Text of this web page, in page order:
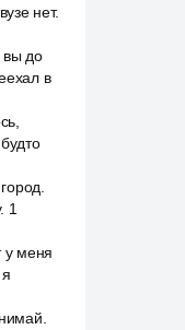
нет.
вы до
в
1
у меня